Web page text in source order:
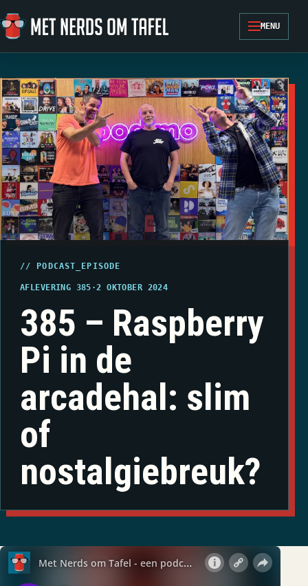
Ga naar de inhoud
MENU
// PODCAST_EPISODE
AFLEVERING 385 ·2 OKTOBER 2024
385 – Raspberry
Pi in de
arcadehal: slim
of
nostalgiebreuk?